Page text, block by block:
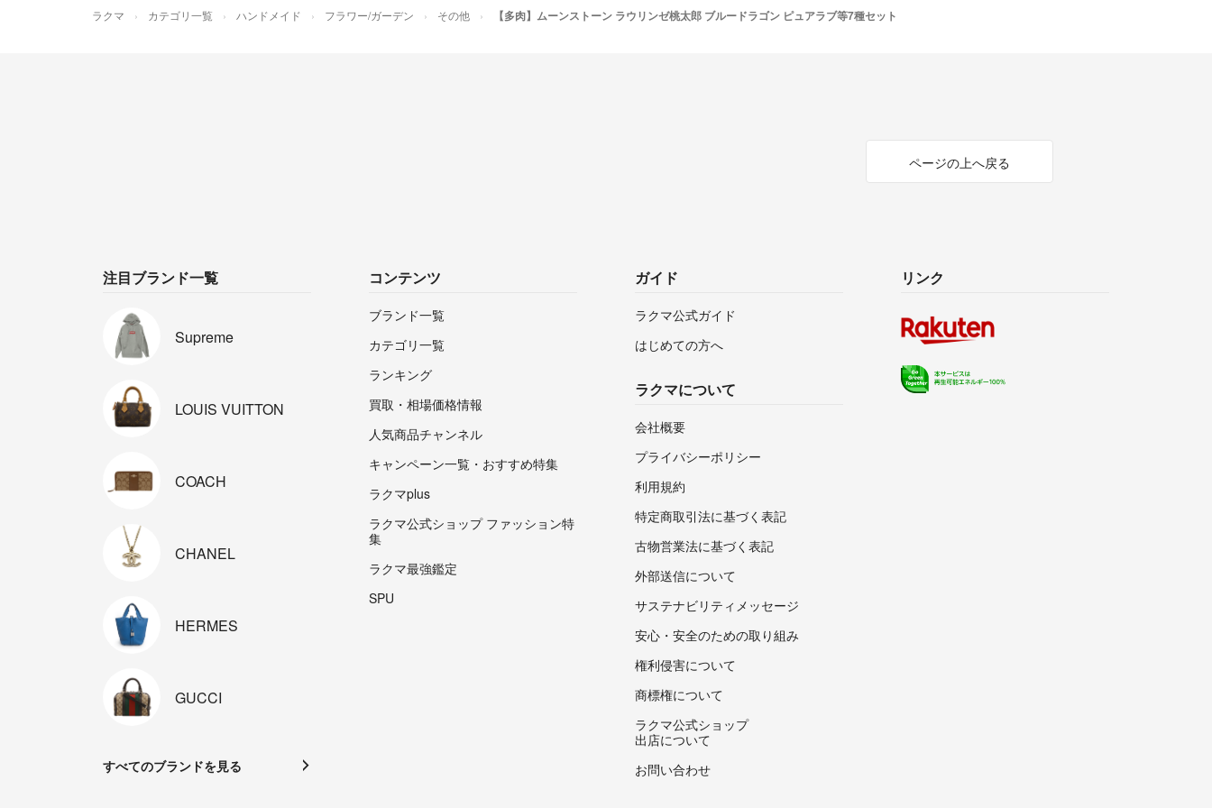
平日はフルタイム勤務のため、即レスできないこともあります。
安く出品しますので、ご理解をお願いします！
ラクマ カテゴリ一覧 ハンドメイド フラワー/ガーデン その他 【多肉】ムーンストーン ラウリンゼ桃太郎 ブルードラゴン ピュアラブ等7種セット
ページの上へ戻る
注目ブランド一覧
Supreme
LOUIS VUITTON
COACH
CHANEL
HERMES
GUCCI
すべてのブランドを見る
コンテンツ
ブランド一覧
カテゴリ一覧
ランキング
買取・相場価格情報
人気商品チャンネル
キャンペーン一覧・おすすめ特集
ラクマplus
ラクマ公式ショップ ファッション特
集
ラクマ最強鑑定
SPU
ガイド
ラクマ公式ガイド
はじめての方へ
ラクマについて
会社概要
プライバシーポリシー
利用規約
特定商取引法に基づく表記
古物営業法に基づく表記
外部送信について
サステナビリティメッセージ
安心・安全のための取り組み
権利侵害について
商標権について
ラクマ公式ショップ
出店について
お問い合わせ
リンク